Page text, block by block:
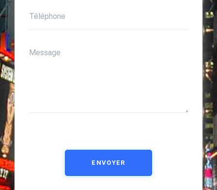
ENVOYER